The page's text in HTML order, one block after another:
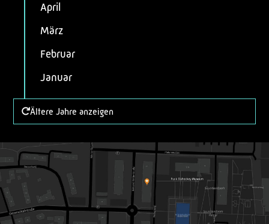
April
März
Februar
Januar
Ältere Jahre anzeigen